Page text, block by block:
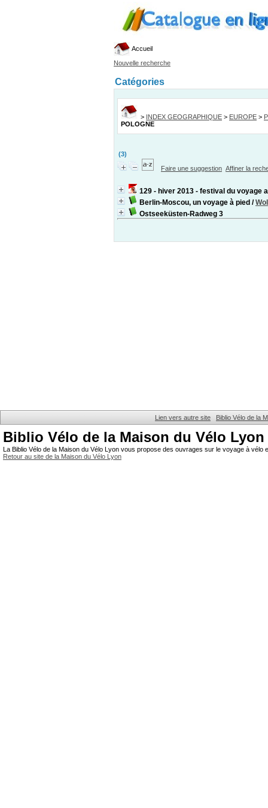
Accueil
Nouvelle recherche
Catégories
> INDEX GEOGRAPHIQUE > EUROPE >
POLOGNE
(3)
Faire une suggestion Affiner la
129 - hiver 2013 - festival du voyage
Berlin-Moscou, un voyage à pied /
Ostseeküsten-Radweg 3
Lien vers autre site Biblio Vélo de la
Biblio Vélo de la Maison du Vélo Lyon
La Biblio Vélo de la Maison du Vélo Lyon vous propose des ouvrages sur le voyage à
Retour au site de la Maison du Vélo Lyon